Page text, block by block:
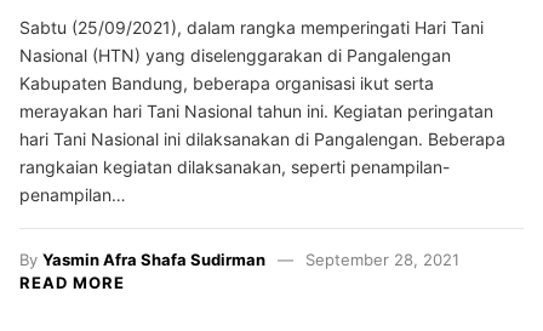
Sabtu (25/09/2021), dalam rangka memperingati Hari Tani
Nasional (HTN) yang diselenggarakan di Pangalengan
Kabupaten Bandung, beberapa organisasi ikut serta
merayakan hari Tani Nasional tahun ini. Kegiatan peringatan
hari Tani Nasional ini dilaksanakan di Pangalengan. Beberapa
rangkaian kegiatan dilaksanakan, seperti penampilan-
penampilan…
By Yasmin Afra Shafa Sudirman
September 28, 2021
READ MORE